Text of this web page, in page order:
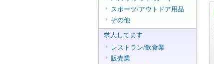
スポーツ/アウトドア用品
その他
求人してます
レストラン/飲食業
販売業